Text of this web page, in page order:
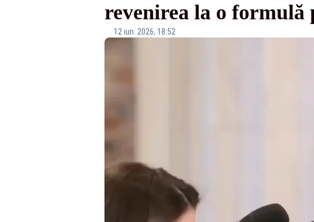
revenirea la o formulă
12 iun. 2026, 18:52